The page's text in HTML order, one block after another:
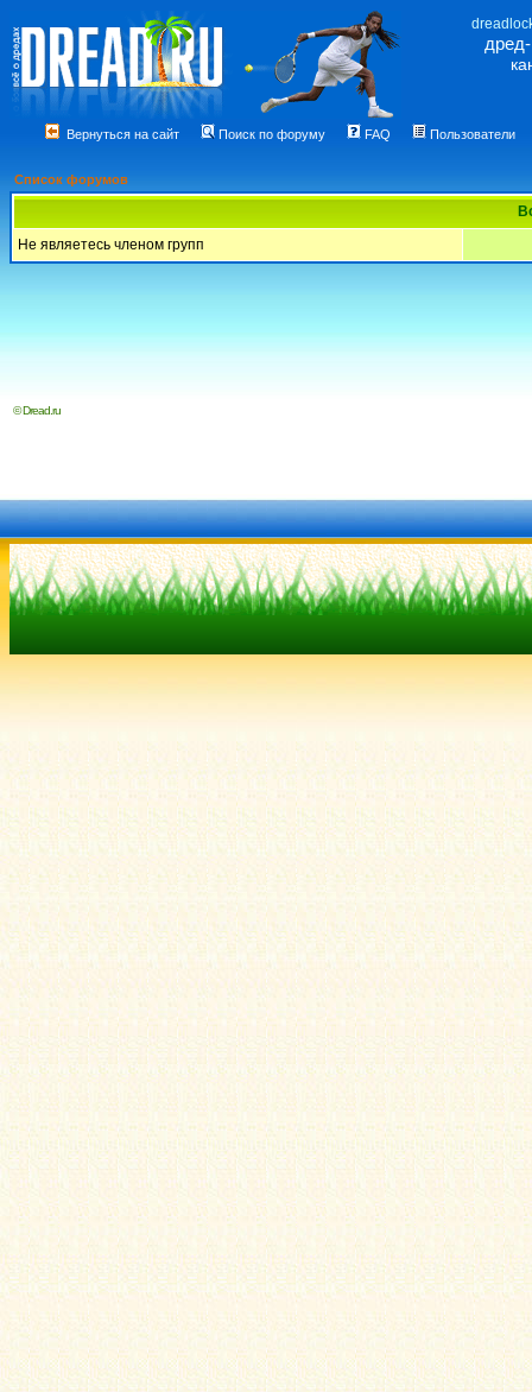
Вернуться на сайт Поиск по форуму FAQ Пользователи
Список форумов
Не являетесь членом групп
© Dread.ru